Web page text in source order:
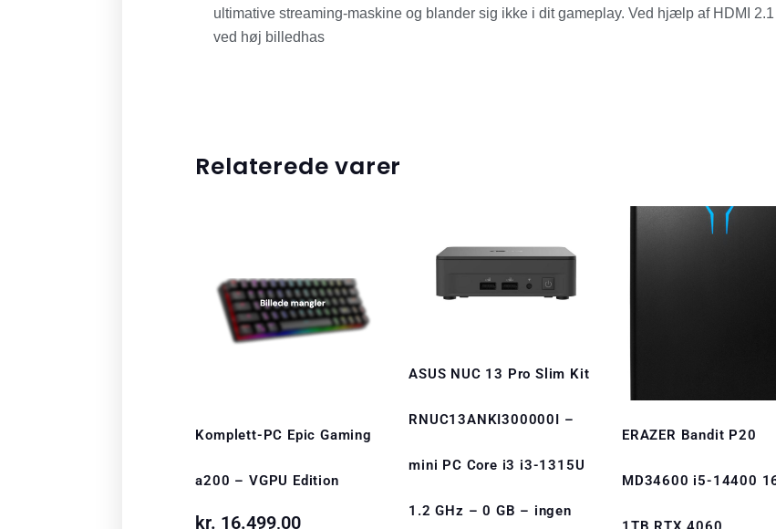
ultimative streaming-maskine og blander sig ikke i dit gameplay. Ved hjælp af HDMI
ved høj billedhas
Relaterede varer
Komplett-PC Epic Gaming
a200 – VGPU Edition
kr. 16.499,00
ASUS NUC 13 Pro Slim Kit
RNUC13ANKI300000I –
mini PC Core i3 i3-1315U
1.2 GHz – 0 GB – ingen
ERAZER Bandit P20
MD34600 i5-14400